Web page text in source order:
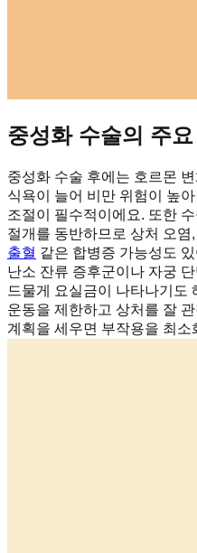
중성화 수술의 주
중성화 수술 후에는 호르몬
식욕이 늘어 비만 위험이 높
조절이 필수적이에요. 또한
절개를 동반하므로 상처 오
출혈 같은 합병증 가능성도
난소 잔류 증후군이나 자궁
드물게 요실금이 나타나기도
운동을 제한하고 상처를 잘
계획을 세우면 부작용을 최소